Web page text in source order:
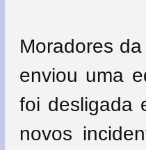
Moradores
enviou uma
foi desligada
novos